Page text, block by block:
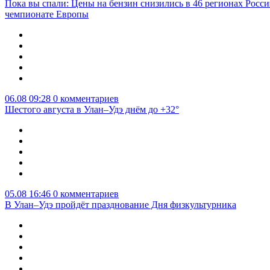
Пока вы спали: Цены на бензин снизились в 46 регионах
чемпионате Европы
06.08 09:28 0 комментариев
Шестого августа в Улан–Удэ днём до +32°
05.08 16:46 0 комментариев
В Улан–Удэ пройдёт празднование Дня физкультурника